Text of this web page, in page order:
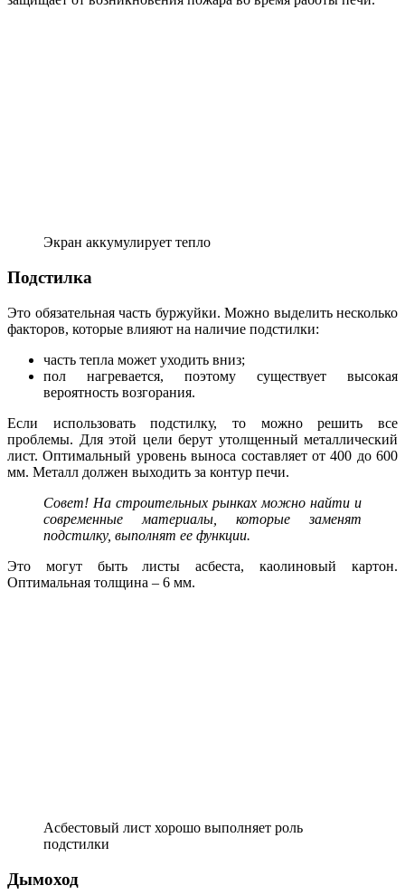
Экран аккумулирует тепло
Подстилка
Это обязательная часть буржуйки. Можно выделить несколько
факторов, которые влияют на наличие подстилки:
часть тепла может уходить вниз;
пол нагревается, поэтому существует высокая
вероятность возгорания.
Если использовать подстилку, то можно решить все
проблемы. Для этой цели берут утолщенный металлический
лист. Оптимальный уровень выноса составляет от 400 до 600
мм. Металл должен выходить за контур печи.
Совет! На строительных рынках можно найти и
современные материалы, которые заменят
подстилку, выполнят ее функции.
Это могут быть листы асбеста, каолиновый картон.
Оптимальная толщина – 6 мм.
Асбестовый лист хорошо выполняет роль
подстилки
Дымоход